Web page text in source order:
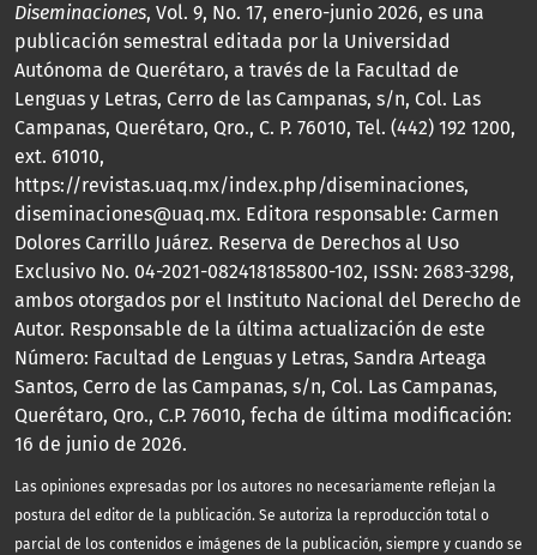
Diseminaciones, Vol. 9, No. 17, enero-junio 2026, es una
publicación semestral editada por la Universidad
Autónoma de Querétaro, a través de la Facultad de
Lenguas y Letras, Cerro de las Campanas, s/n, Col. Las
Campanas, Querétaro, Qro., C. P. 76010, Tel. (442) 192 1200,
ext. 61010,
https://revistas.uaq.mx/index.php/diseminaciones,
diseminaciones@uaq.mx. Editora responsable: Carmen
Dolores Carrillo Juárez. Reserva de Derechos al Uso
Exclusivo No. 04-2021-082418185800-102, ISSN: 2683-3298,
ambos otorgados por el Instituto Nacional del Derecho de
Autor. Responsable de la última actualización de este
Número: Facultad de Lenguas y Letras, Sandra Arteaga
Santos, Cerro de las Campanas, s/n, Col. Las Campanas,
Querétaro, Qro., C.P. 76010, fecha de última modificación:
16 de junio de 2026.
Las opiniones expresadas por los autores no necesariamente reflejan la
postura del editor de la publicación. Se autoriza la reproducción total o
parcial de los contenidos e imágenes de la publicación, siempre y cuando se